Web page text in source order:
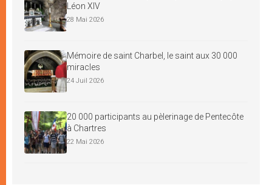
Léon XIV
28 Mai 2026
Mémoire de saint Charbel, le saint aux 30 000
miracles
24 Juil 2026
20 000 participants au pèlerinage de Pentecôte
à Chartres
22 Mai 2026